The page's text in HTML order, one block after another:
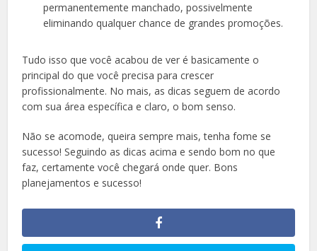
permanentemente manchado, possivelmente
eliminando qualquer chance de grandes promoções.
Tudo isso que você acabou de ver é basicamente o
principal do que você precisa para crescer
profissionalmente. No mais, as dicas seguem de acordo
com sua área específica e claro, o bom senso.
Não se acomode, queira sempre mais, tenha fome se
sucesso! Seguindo as dicas acima e sendo bom no que
faz, certamente você chegará onde quer. Bons
planejamentos e sucesso!